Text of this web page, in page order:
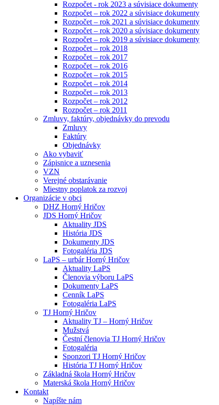
Rozpočet - rok 2023 a súvisiace dokumenty
Rozpočet – rok 2022 a súvisiace dokumenty
Rozpočet – rok 2021 a súvisiace dokumenty
Rozpočet – rok 2020 a súvisiace dokumenty
Rozpočet – rok 2019 a súvisiace dokumenty
Rozpočet – rok 2018
Rozpočet – rok 2017
Rozpočet – rok 2016
Rozpočet – rok 2015
Rozpočet – rok 2014
Rozpočet – rok 2013
Rozpočet – rok 2012
Rozpočet – rok 2011
Zmluvy, faktúry, objednávky do prevodu
Zmluvy
Faktúry
Objednávky
Ako vybaviť
Zápisnice a uznesenia
VZN
Verejné obstarávanie
Miestny poplatok za rozvoj
Organizácie v obci
DHZ Horný Hričov
JDS Horný Hričov
Aktuality JDS
História JDS
Dokumenty JDS
Fotogaléria JDS
LaPS – urbár Horný Hričov
Aktuality LaPS
Členovia výboru LaPS
Dokumenty LaPS
Cenník LaPS
Fotogaléria LaPS
TJ Horný Hričov
Aktuality TJ – Horný Hričov
Mužstvá
Čestní členovia TJ Horný Hričov
Fotogaléria
Sponzori TJ Horný Hričov
História TJ Horný Hričov
Základná škola Horný Hričov
Materská škola Horný Hričov
Kontakt
Napíšte nám